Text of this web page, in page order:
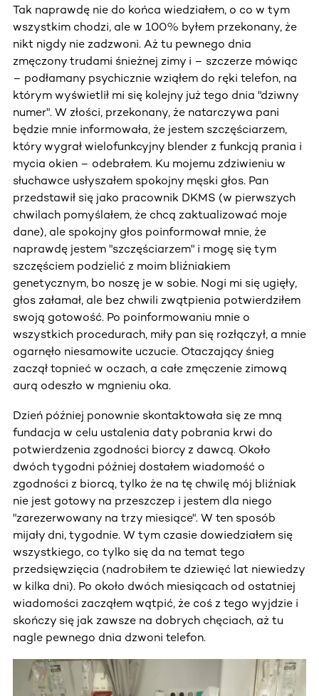
Tak naprawdę nie do końca wiedziałem, o co w tym
wszystkim chodzi, ale w 100% byłem przekonany, że
nikt nigdy nie zadzwoni. Aż tu pewnego dnia
zmęczony trudami śnieżnej zimy i – szczerze mówiąc
– podłamany psychicznie wziąłem do ręki telefon, na
którym wyświetlił mi się kolejny już tego dnia "dziwny
numer". W złości, przekonany, że natarczywa pani
będzie mnie informowała, że jestem szczęściarzem,
który wygrał wielofunkcyjny blender z funkcją prania i
mycia okien – odebrałem. Ku mojemu zdziwieniu w
słuchawce usłyszałem spokojny męski głos. Pan
przedstawił się jako pracownik DKMS (w pierwszych
chwilach pomyślałem, że chcą zaktualizować moje
dane), ale spokojny głos poinformował mnie, że
naprawdę jestem "szczęściarzem" i mogę się tym
szczęściem podzielić z moim bliźniakiem
genetycznym, bo noszę je w sobie. Nogi mi się ugięły,
głos załamał, ale bez chwili zwątpienia potwierdziłem
swoją gotowość. Po poinformowaniu mnie o
wszystkich procedurach, miły pan się rozłączył, a mnie
ogarnęło niesamowite uczucie. Otaczający śnieg
zaczął topnieć w oczach, a całe zmęczenie zimową
aurą odeszło w mgnieniu oka.
Dzień później ponownie skontaktowała się ze mną
fundacja w celu ustalenia daty pobrania krwi do
potwierdzenia zgodności biorcy z dawcą. Około
dwóch tygodni później dostałem wiadomość o
zgodności z biorcą, tylko że na tę chwilę mój bliźniak
nie jest gotowy na przeszczep i jestem dla niego
"zarezerwowany na trzy miesiące". W ten sposób
mijały dni, tygodnie. W tym czasie dowiedziałem się
wszystkiego, co tylko się da na temat tego
przedsięwzięcia (nadrobiłem te dziewięć lat niewiedzy
w kilka dni). Po około dwóch miesiącach od ostatniej
wiadomości zacząłem wątpić, że coś z tego wyjdzie i
skończy się jak zawsze na dobrych chęciach, aż tu
nagle pewnego dnia dzwoni telefon.